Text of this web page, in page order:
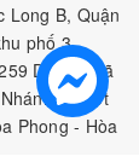
Long B, Quận
phố 3,
DT766, xã
4: Kiot
Phong - Hòa